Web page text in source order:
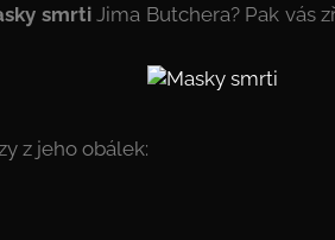
smrtiJima Butchera? Pak vás
z jeho obálek: